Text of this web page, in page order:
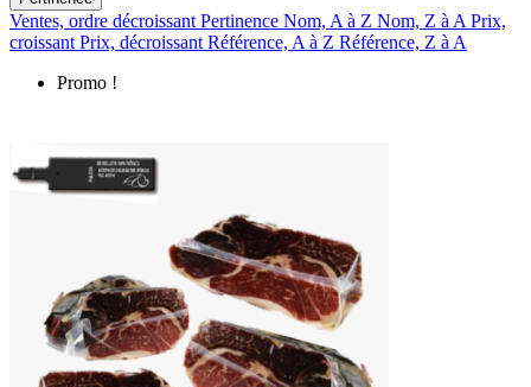
Ventes, ordre décroissant Pertinence Nom, A à Z Nom, Z à A Prix,
croissant Prix, décroissant Référence, A à Z Référence, Z à A
Promo !